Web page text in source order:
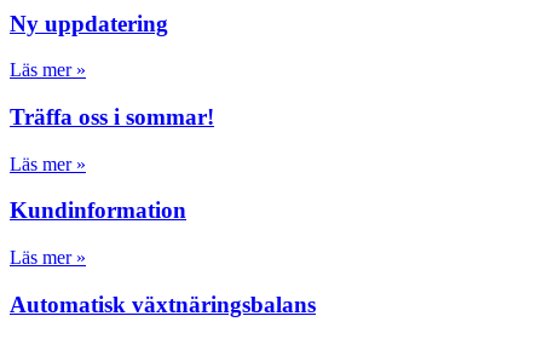
Ny uppdatering
Läs mer »
Träffa oss i sommar!
Läs mer »
Kundinformation
Läs mer »
Automatisk växtnäringsbalans